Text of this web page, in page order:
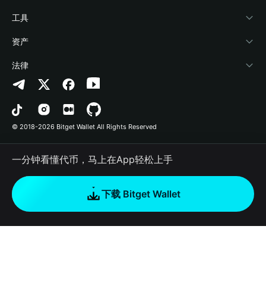
加密资讯
帮助中心
联系我们
品牌资源
工作机会
Payfi Crypto
Crypto Swap API
山寨季指数
预测市场
DApp
RWA
如何购买加密货币
接入钱包
Bitget Wallet Pay
合作上架
风险保障基金
安全防护技术
工具
快捷买币
授权检测
合约检测
批量转账
资产
Arbitrum
Avalanche
Bitcoin
Polygon
法律
隐私协议
用户使用协议
© 2018-2026 Bitget Wallet All Rights Reserved
一分钟看懂代币，马上在App轻松上手
下载 Bitget Wallet